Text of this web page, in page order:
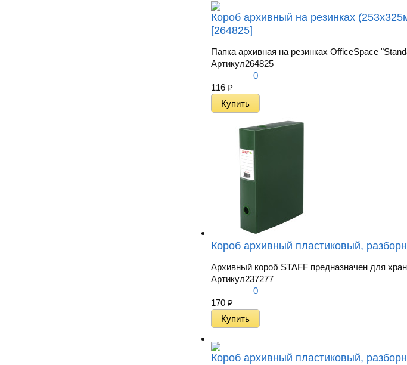
Короб архивный на резинках
[264825]
Папка архивная на резинках OfficeSpace
Артикул264825
0
116 ₽
Короб архивный пластиковый,
Архивный короб STAFF предназначен для
Артикул237277
0
170 ₽
Короб архивный пластиковый,